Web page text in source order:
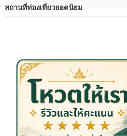
สถานที่ท่องเที่ยวยอดนิยม